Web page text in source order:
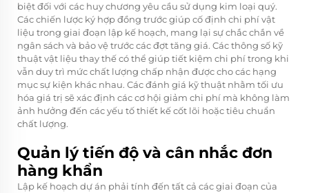
biệt đối với các huy chương yêu cầu sử dụng kim loại quý.
Các chiến lược ký hợp đồng trước giúp cố định chi phí vật
liệu trong giai đoạn lập kế hoạch, mang lại sự chắc chắn về
ngân sách và bảo vệ trước các đợt tăng giá. Các thông số kỹ
thuật vật liệu thay thế có thể giúp tiết kiệm chi phí trong khi
vẫn duy trì mức chất lượng chấp nhận được cho các hạng
mục sự kiện khác nhau. Các đánh giá kỹ thuật nhằm tối ưu
hóa giá trị sẽ xác định các cơ hội giảm chi phí mà không làm
ảnh hưởng đến các yếu tố thiết kế cốt lõi hoặc tiêu chuẩn
chất lượng.
Quản lý tiến độ và cân nhắc đơn
hàng khẩn
Lập kế hoạch dự án phải tính đến tất cả các giai đoạn của